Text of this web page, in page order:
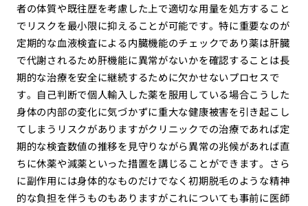
者の体質や既往歴を考慮した上で適切な用量を処方すること
でリスクを最小限に抑えることが可能です。特に重要なのが
定期的な血液検査による内臓機能のチェックであり薬は肝臓
で代謝されるため肝機能に異常がないかを確認することは長
期的な治療を安全に継続するために欠かせないプロセスで
す。自己判断で個人輸入した薬を服用している場合こうした
身体の内部の変化に気づかずに重大な健康被害を引き起こし
てしまうリスクがありますがクリニックでの治療であれば定
期的な検査数値の推移を見守りながら異常の兆候があれば直
ちに休薬や減薬といった措置を講じることができます。さら
に副作用には身体的なものだけでなく初期脱毛のような精神
的な負担を伴うものもありますがこれについても事前に医師